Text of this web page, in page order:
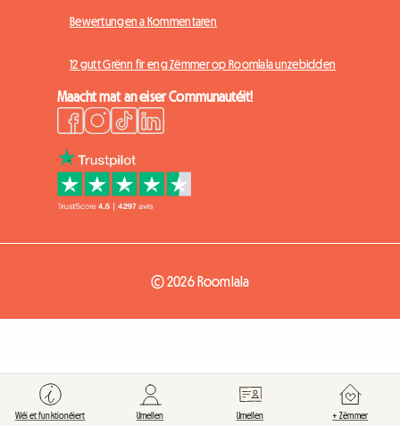
Bewertungen a Kommentaren
12 gutt Grënn fir eng Zëmmer op Roomlala unzebidden
Maacht mat an eiser Communautéit!
© 2026 Roomlala
Wéi et funktionéiert Umellen Umellen + Zëmmer